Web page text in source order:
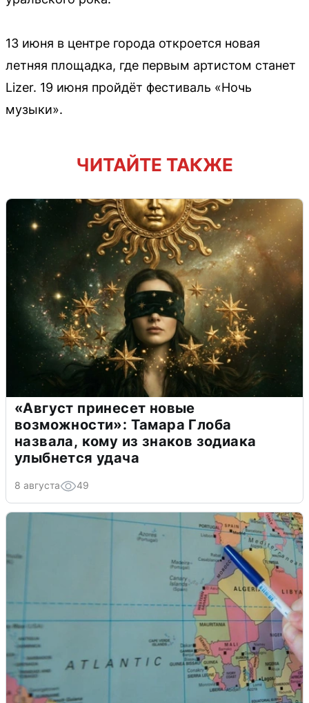
13 июня в центре города откроется новая
летняя площадка, где первым артистом станет
Lizer. 19 июня пройдёт фестиваль «Ночь
музыки».
ЧИТАЙТЕ ТАКЖЕ
«Август принесет новые
возможности»: Тамара Глоба
назвала, кому из знаков зодиака
улыбнется удача
8 августа 49